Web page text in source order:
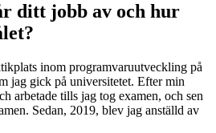
ditt jobb av och hur
inom programvaruutveckling på
jag gick på universitetet. Efter min
arbetade tills jag tog examen, och sen
Sedan, 2019, blev jag anställd av